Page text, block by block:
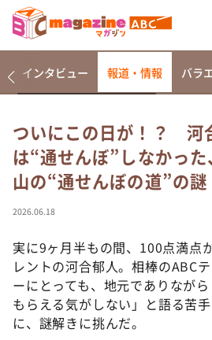
なるみ・岡村の過ぎるTV
相席食堂
これ余談なんですけど・・・
て真剣です
探偵！ナイトスクープ
news おかえり
河合＆A.B.C-Z塚田×福井アナ「
（news おかえり）
インタビュー 報道・情報 バラ
ついにこの日が！？ 河
は“通せんぼ”しなかっ
山の“通せんぼの道”の謎
2026.06.18
実に9ヶ月半もの間、100点満点
レントの河合郁人。相棒のABC
ーにとっても、地元でありなが
もらえる気がしない」と語る苦
に、謎解きに挑んだ。